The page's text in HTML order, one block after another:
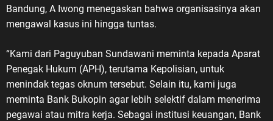
Bandung, A Iwong menegaskan bahwa organisasinya akan
mengawal kasus ini hingga tuntas.
“Kami dari Paguyuban Sundawani meminta kepada Aparat
Penegak Hukum (APH), terutama Kepolisian, untuk
menindak tegas oknum tersebut. Selain itu, kami juga
meminta Bank Bukopin agar lebih selektif dalam menerima
pegawai atau mitra kerja. Sebagai institusi keuangan, Bank